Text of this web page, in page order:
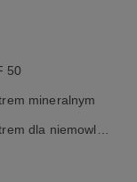
50
mineralnym
Krem z filtrem dla niemowlaka